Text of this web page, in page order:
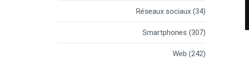
Réseaux sociaux (34)
Smartphones (307)
Web (242)